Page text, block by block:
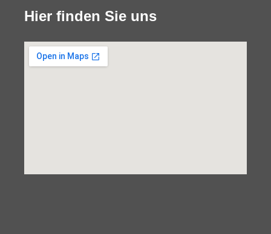
Hier finden Sie uns